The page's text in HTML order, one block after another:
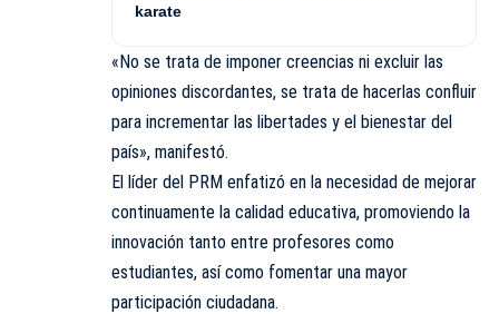
karate
«No se trata de imponer creencias ni excluir las
opiniones discordantes, se trata de hacerlas confluir
para incrementar las libertades y el bienestar del
país», manifestó.
El líder del PRM enfatizó en la necesidad de mejorar
continuamente la calidad educativa, promoviendo la
innovación tanto entre profesores como
estudiantes, así como fomentar una mayor
participación ciudadana.